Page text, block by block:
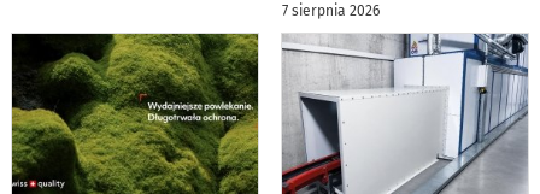
7 sierpnia 2026